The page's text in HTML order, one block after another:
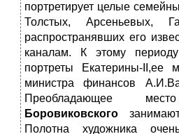
портретирует целые
Толстых, Арсеньевых,
распространявших его
каналам. К этому
портреты Екатерины-II,ее
министра финансов
Преобладающее
Боровиковского
Полотна художника